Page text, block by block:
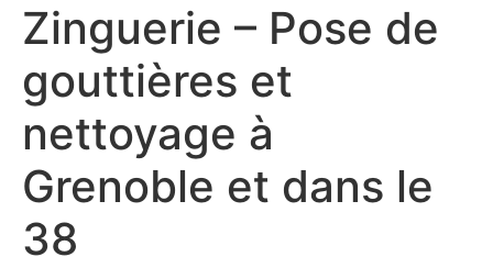
Zinguerie – Pose de
gouttières et
nettoyage à
Grenoble et dans le
38